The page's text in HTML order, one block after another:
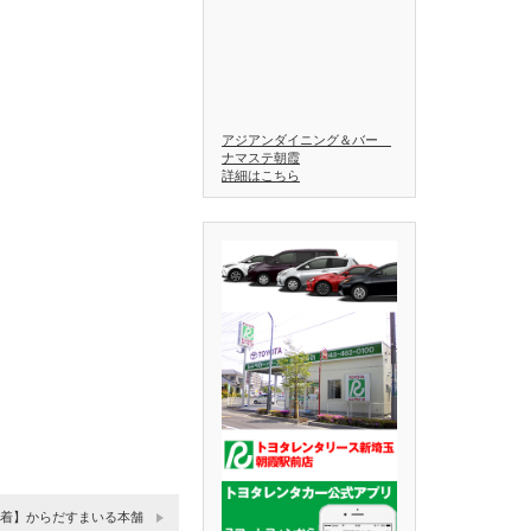
】からだすまいる本舗
アジアンダイニング＆バー
ナマステ朝霞
詳細はこちら